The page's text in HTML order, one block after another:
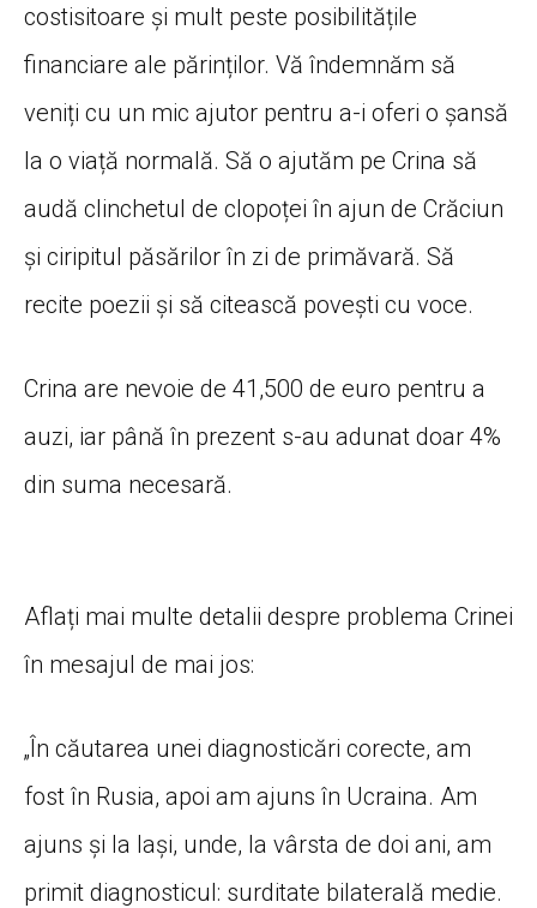
costisitoare și mult peste posibilitățile
financiare ale părinților. Vă îndemnăm să
veniți cu un mic ajutor pentru a-i oferi o șansă
la o viață normală. Să o ajutăm pe Crina să
audă clinchetul de clopoței în ajun de Crăciun
și ciripitul păsărilor în zi de primăvară. Să
recite poezii și să citească povești cu voce.
Crina are nevoie de 41,500 de euro pentru a
auzi, iar până în prezent s-au adunat doar 4%
din suma necesară.
Aflați mai multe detalii despre problema Crinei
în mesajul de mai jos:
„În căutarea unei diagnosticări corecte, am
fost în Rusia, apoi am ajuns în Ucraina. Am
ajuns și la Iași, unde, la vârsta de doi ani, am
primit diagnosticul: surditate bilaterală medie.